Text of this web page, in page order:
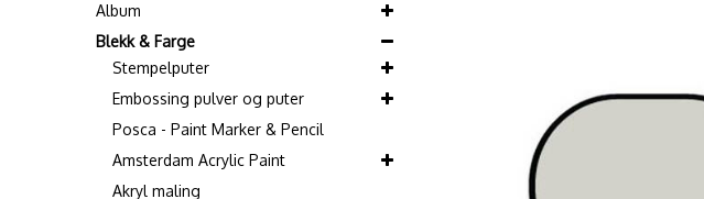
Album
Blekk & Farge
Stempelputer
Embossing pulver og puter
Posca - Paint Marker & Pencil
Amsterdam Acrylic Paint
Akryl maling